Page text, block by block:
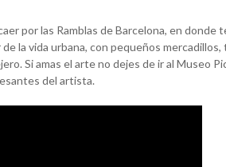
por las Ramblas de Barcelona, en donde
la vida urbana, con pequeños
Si amas el arte no dejes de ir al Museo
del artista.